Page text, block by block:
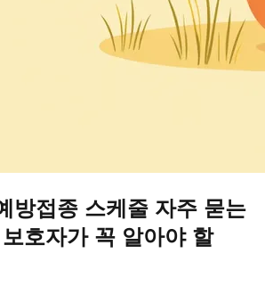
방접종 스케줄 자주 묻는
호자가 꼭 알아야 할